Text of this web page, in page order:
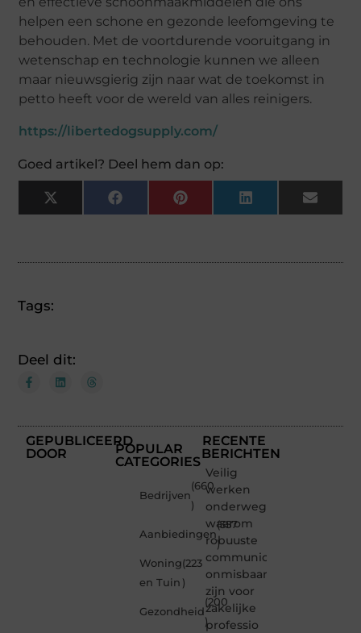
helpen een schone en gezonde leefomgeving te
behouden. Met de voortdurende vooruitgang in
wetenschap en technologie kunnen we alleen
maar nieuwsgierig zijn naar wat de toekomst in
petto heeft voor de wereld van alles reinigers.
https://libertedogsupply.com/
Goed artikel? Deel hem dan op:
X
(Twitter)
FacebookPinterestLinkedInEmail
Tags:
Deel dit:
GEPUBLICEERD
DOOR
POPULAR
CATEGORIES
Bedrijven
(660
)
Aanbiedingen
(357
)
Woning
en Tuin
(223
)
Gezondheid
(200
)
RECENTE
BERICHTEN
Veilig
werken
onderweg:
waarom
robuuste
communicatiemiddelen
onmisbaar
zijn voor
zakelijke
professio